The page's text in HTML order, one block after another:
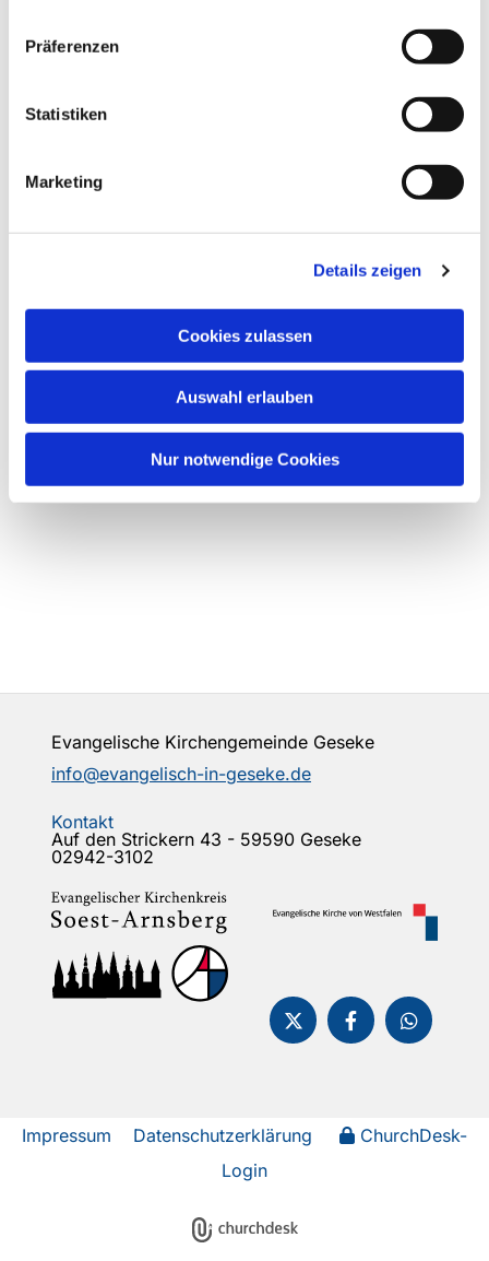
Präferenzen
Statistiken
Marketing
Details zeigen
Cookies zulassen
Auswahl erlauben
Nur notwendige Cookies
Evangelische Kirchengemeinde Geseke
info@evangelisch-in-geseke.de
Kontakt
Auf den Strickern 43 - 59590 Geseke
02942-3102
Impressum Datenschutzerklärung
ChurchDesk-
Login